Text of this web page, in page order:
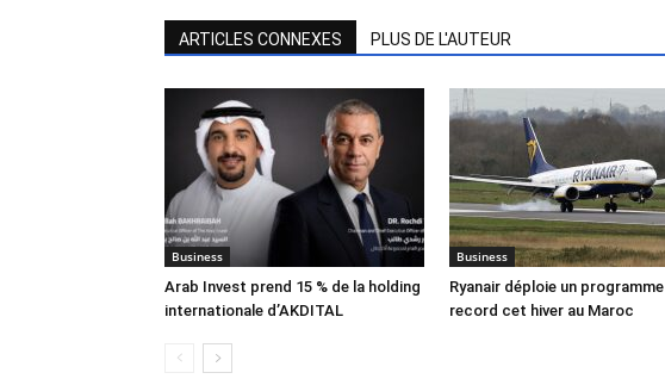
ARTICLES CONNEXES PLUS DE L'AUTEUR
Business
Arab Invest prend 15 % de la holding
internationale d’AKDITAL
Business
Ryanair déploie un programme
record cet hiver au Maroc